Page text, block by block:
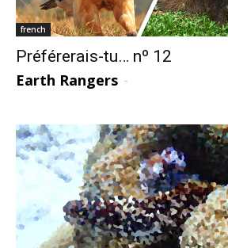
french
Préférerais-tu… nº 12
Earth Rangers -